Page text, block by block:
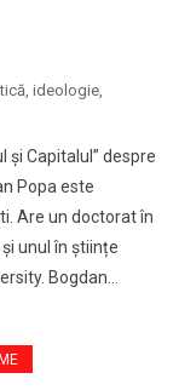
ideologie
și Capitalul” despre
Popa este
Are un doctorat în
unul în științe
Bogdan...